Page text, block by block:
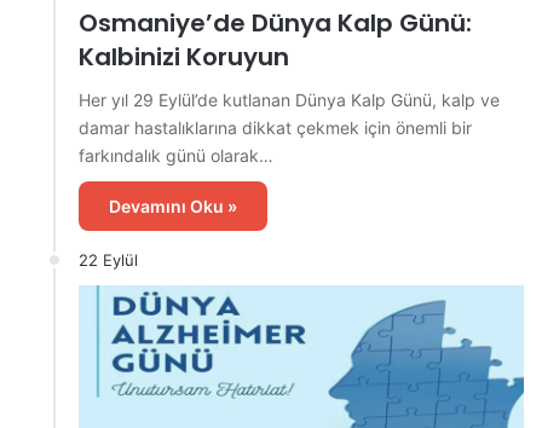
Osmaniye’de Dünya Kalp Günü:
Kalbinizi Koruyun
Her yıl 29 Eylül’de kutlanan Dünya Kalp Günü, kalp ve
damar hastalıklarına dikkat çekmek için önemli bir
farkındalık günü olarak…
Devamını Oku »
22 Eylül